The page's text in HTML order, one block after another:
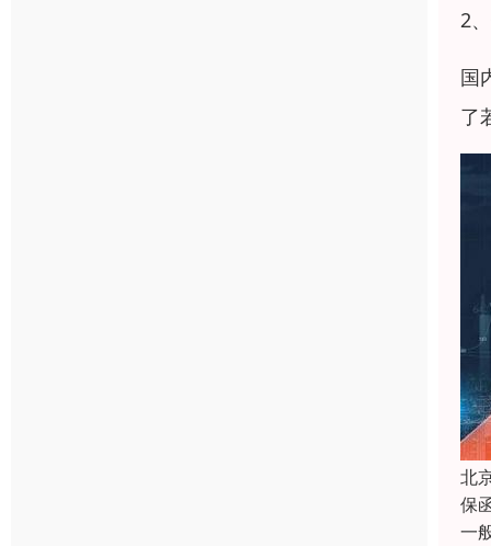
2
国
了
北
保
一